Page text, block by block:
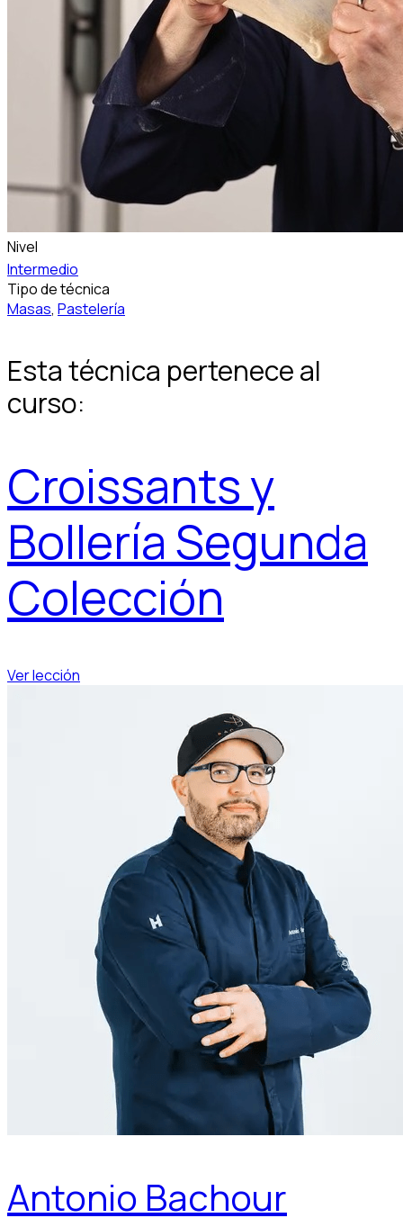
Nivel
Intermedio
Tipo de técnica
Masas, Pastelería
Esta técnica pertenece al
curso:
Croissants y
Bollería Segunda
Colección
Ver lección
Antonio Bachour